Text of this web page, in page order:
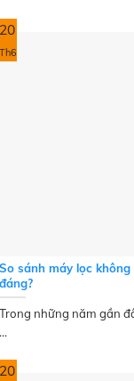
20
Th6
So sánh máy lọc
đáng?
Trong những năm gần
...
20